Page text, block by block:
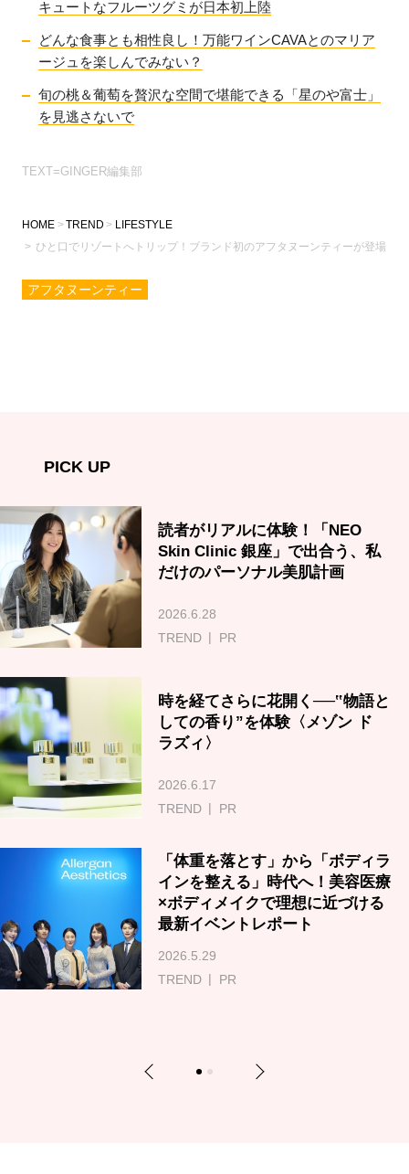
キュートなフルーツグミが日本初上陸
どんな食事とも相性良し！万能ワインCAVAとのマリア
ージュを楽しんでみない？
旬の桃＆葡萄を贅沢な空間で堪能できる「星のや富士」
を見逃さないで
TEXT=GINGER編集部
HOME TREND
LIFESTYLE
ひと口でリゾートへトリップ！ブランド初のアフタヌーンティーが登場
アフタヌーンティー
PICK UP
読者がリアルに体験！「NEO
Skin Clinic 銀座」で出合う、私
だけのパーソナル美肌計画
2026.6.28
TREND
PR
時を経てさらに花開く──‟物語と
しての香り”を体験〈メゾン ド
ラズィ〉
2026.6.17
TREND
PR
「体重を落とす」から「ボディラ
インを整える」時代へ！美容医療
×ボディメイクで理想に近づける
最新イベントレポート
2026.5.29
TREND
PR
Previous 1 2 Next